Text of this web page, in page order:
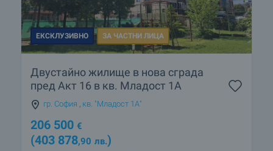
ЕКСКЛУЗИВНО ЗА ЧАСТНИ ЛИЦА
Двустайно жилище в нова сграда
пред Акт 16 в кв. Младост 1А
гр. София , кв. "Младост 1А"
206 500 €
(403 878,90 лв.)